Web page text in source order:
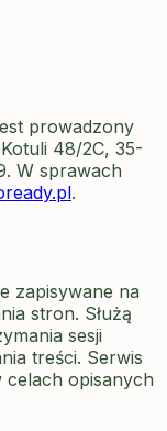
prowadzony
48/2C, 35-
. W sprawach
.
zapisywane na
stron. Służą
sesji
treści. Serwis
celach opisanych